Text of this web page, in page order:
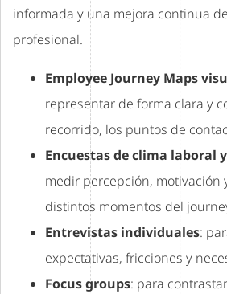
informada y una mejora continua
profesional.
Employee Journey Maps
representar de forma clara y
recorrido, los puntos de
Encuestas de clima laboral
medir percepción, motivación
distintos momentos del
Entrevistas individuales:
expectativas, fricciones y
Focus groups: para